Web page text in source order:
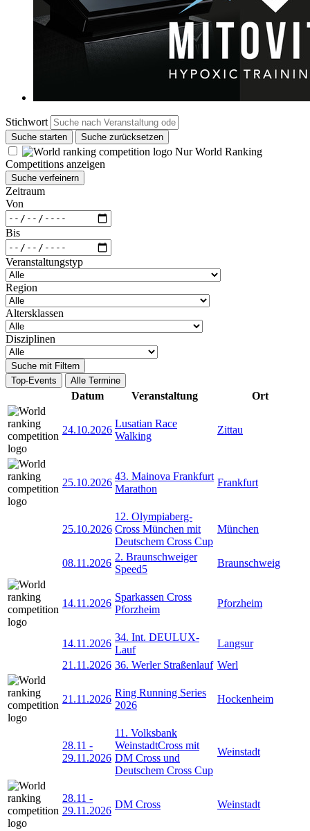
Stichwort
Suche starten Suche zurücksetzen
Nur World Ranking
Competitions anzeigen
Suche verfeinern
Zeitraum
Von
Bis
Veranstaltungstyp
Region
Altersklassen
Disziplinen
Suche mit Filtern
Top-Events
Alle Termine
Datum Veranstaltung Ort
24.10.2026
Lusatian Race
Walking
Zittau
25.10.2026
43. Mainova Frankfurt
Marathon
Frankfurt
25.10.2026
12. Olympiaberg-
Cross München mit
Deutschem Cross Cup
München
08.11.2026
2. Braunschweiger
Speed5
Braunschweig
14.11.2026
Sparkassen Cross
Pforzheim
Pforzheim
14.11.2026
34. Int. DEULUX-
Lauf
Langsur
21.11.2026 36. Werler Straßenlauf Werl
21.11.2026
Ring Running Series
2026
Hockenheim
28.11 -
29.11.2026
11. Volksbank
WeinstadtCross mit
DM Cross und
Deutschem Cross Cup
Weinstadt
28.11 -
29.11.2026
DM Cross Weinstadt